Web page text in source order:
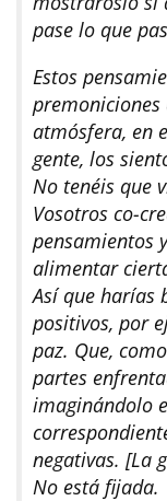
pase lo que
Estos
atmósfera, en
gente, los
No tenéis que
Vosotros co-
pensamientos
alimentar
Así que harías
positivos, por
paz. Que,
partes
imaginándolo
negativas. [La
No está fijada.